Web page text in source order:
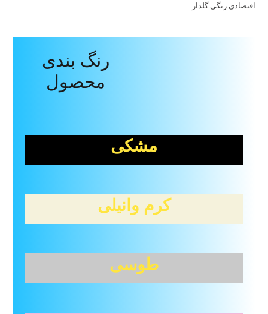
اقتصادی رنگی گلدار
رنگ بندی
محصول
مشکی
کرم وانیلی
طوسی